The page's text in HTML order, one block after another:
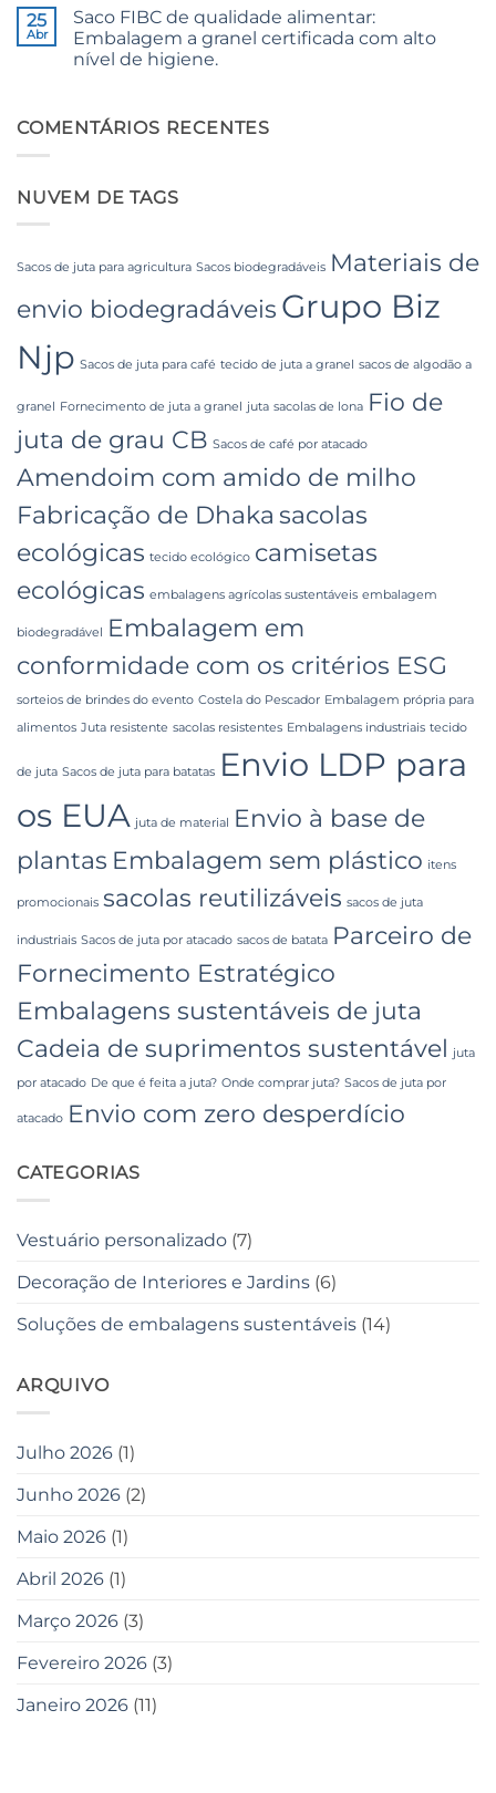
for
Weaving,
Packaging
and
em
The
Ultimate
Guide
Woven
Bags
a
Premier
in
Bangladesh
25
Abr
Saco FIBC de qualidade alimentar:
Embalagem a granel certificada com alto
nível de higiene.
Food
Grade
High-
COMENTÁRIOS RECENTES
NUVEM DE TAGS
Sacos de juta para agricultura Sacos biodegradáveis Materiais de
envio biodegradáveis Grupo Biz
Njp Sacos de juta para café tecido de juta a granel sacos de algodão a
granel Fornecimento de juta a granel juta sacolas de lona Fio de
juta de grau CB Sacos de café por atacado
Amendoim com amido de milho
Fabricação de Dhaka sacolas
ecológicas tecido ecológico camisetas
ecológicas embalagens agrícolas sustentáveis embalagem
biodegradável
Embalagem em
conformidade com os critérios ESG
sorteios de brindes do evento Costela do Pescador Embalagem própria para
alimentos Juta resistente sacolas resistentes Embalagens industriais tecido
de juta Sacos de juta para batatas Envio LDP para
os EUA juta de material
Envio à base de
plantas Embalagem sem plástico itens
promocionais sacolas reutilizáveis sacos de juta
industriais Sacos de juta por atacado sacos de batata Parceiro de
Fornecimento Estratégico
Embalagens sustentáveis ​​de juta
Cadeia de suprimentos sustentável juta
por atacado De que é feita a juta? Onde comprar juta? Sacos de juta por
atacado Envio com zero desperdício
CATEGORIAS
Vestuário personalizado (7)
Decoração de Interiores e Jardins (6)
Soluções de embalagens sustentáveis (14)
ARQUIVO
Julho 2026 (1)
Junho 2026 (2)
Maio 2026 (1)
Abril 2026 (1)
Março 2026 (3)
Fevereiro 2026 (3)
Janeiro 2026 (11)